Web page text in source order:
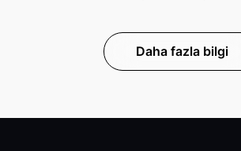
Daha fazla bilgi